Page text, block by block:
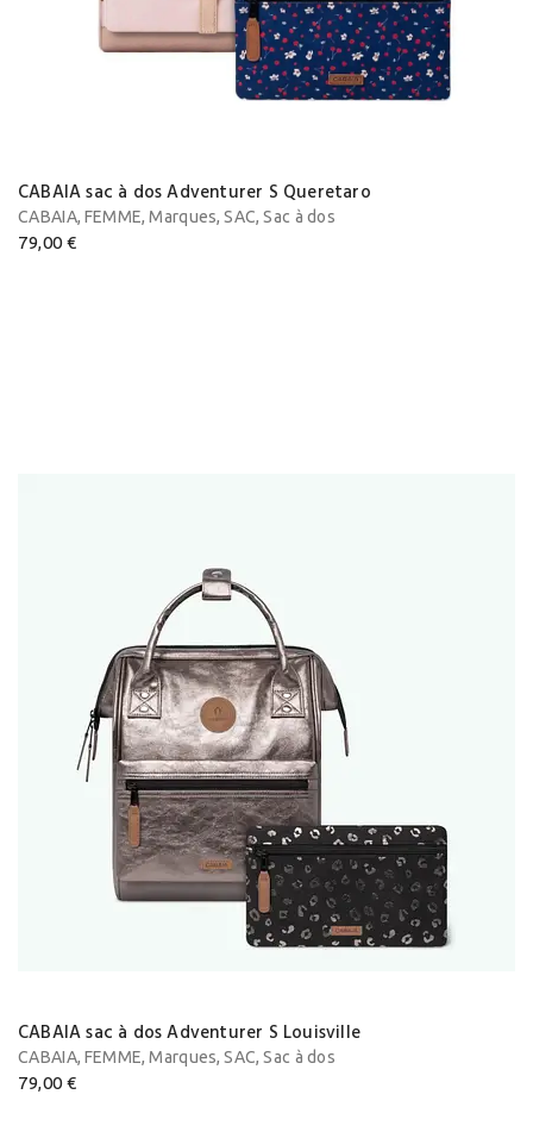
CABAIA sac à dos Adventurer S Queretaro
CABAIA, FEMME,Marques,SAC,Sac à dos
79,00 €
CABAIA sac à dos Adventurer S Louisville
CABAIA, FEMME,Marques,SAC,Sac à dos
79,00 €